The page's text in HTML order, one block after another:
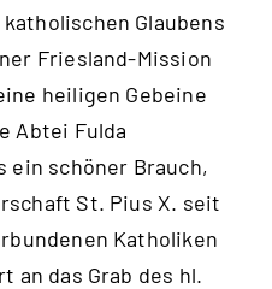
Glaubens
Friesland-Mission
heiligen Gebeine
Abtei Fulda
ein schöner Brauch,
St. Pius X. seit
Katholiken
an das Grab des hl.